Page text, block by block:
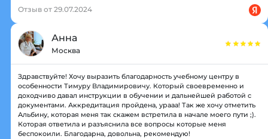
Отзыв от 29.07.2024
Анна
Москва
Здравствуйте! Хочу выразить благодарность учебному центру в
особенности Тимуру Владимировичу. Который своевременно и
доходчиво давал инструкции в обучении и дальнейшей работой с
документами. Аккредитация пройдена, урааа! Так же хочу отметить
Альбину, которая меня так скажем встретила в начале моего пути ;).
Которая ответила и разъяснила все вопросы которые меня
беспокоили. Благодарна, довольна, рекомендую!